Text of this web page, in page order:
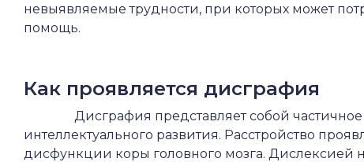
невыявляемые трудности, при которых может
помощь.
Как проявляется дисграфия
Дисграфия представляет собой
интеллектуального развития. Расстройство
дисфункции коры головного мозга. Дислексией